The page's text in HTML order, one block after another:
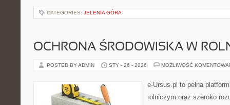
CATEGORIES: JELENIA GÓRA
OCHRONA ŚRODOWISKA W
POSTED BY ADMIN STY - 26 - 2026 MOŻLIWOŚĆ
e-Ursus.pl to pełna
rolniczym oraz szeroko